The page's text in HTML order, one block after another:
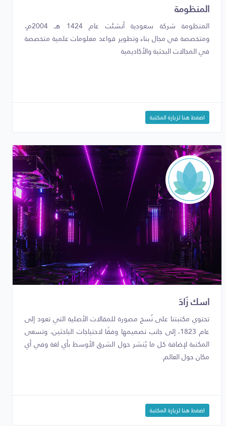
المنظومة
المنظومة شركة سعودية أنشئت عام 1424 هـ 2004م،
ومتخصصة في مجال بناء وتطوير قواعد معلومات علمية متخصصة
في المجالات البحثية والأكاديمية
اضغط هنا لزيارة المكتبة
اسك زَادَ
تحتوي مكتبتنا على نُسخ مصورة للمقالات الأصلية التي تعود إلى
عام 1823، إلى جانب تصميمها وفقًا لاحتياجات الباحثين، وتسعى
المكتبة لإضافة كل ما يُنشر حول الشرق الأوسط بأي لغة وفي أي
مكان حول العالم.
اضغط هنا لزيارة المكتبة